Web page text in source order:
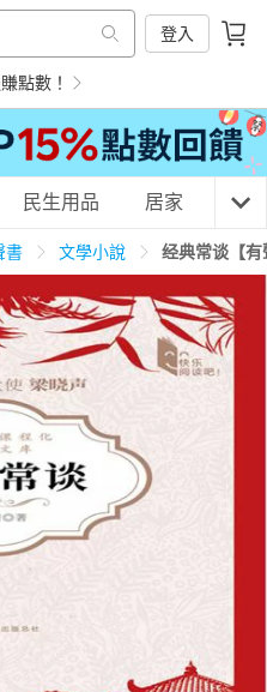
登入
點數！
養生保健 民生用品
運動休閒
化妝保養
民生用品 居家 3C
書 文學小說 经典常谈【有